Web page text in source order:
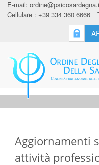
E-mail:
Cellulare : +39 334 360 6666
Aggiornamenti
attività